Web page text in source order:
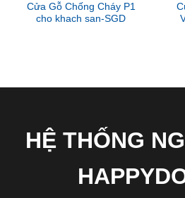
Cửa Gỗ Chống Cháy P1
cho khach san-SGD
HỆ THỐNG